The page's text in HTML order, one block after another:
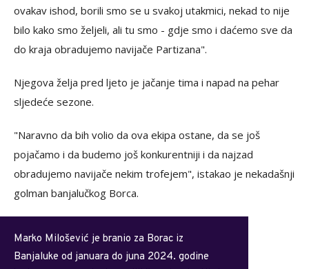
ovakav ishod, borili smo se u svakoj utakmici, nekad to nije
bilo kako smo željeli, ali tu smo - gdje smo i daćemo sve da
do kraja obradujemo navijače Partizana".
Njegova želja pred ljeto je jačanje tima i napad na pehar
sljedeće sezone.
"Naravno da bih volio da ova ekipa ostane, da se još
pojačamo i da budemo još konkurentniji i da najzad
obradujemo navijače nekim trofejem", istakao je nekadašnji
golman banjalučkog Borca.
Marko Milošević je branio za Borac iz
Banjaluke od januara do juna 2024. godine